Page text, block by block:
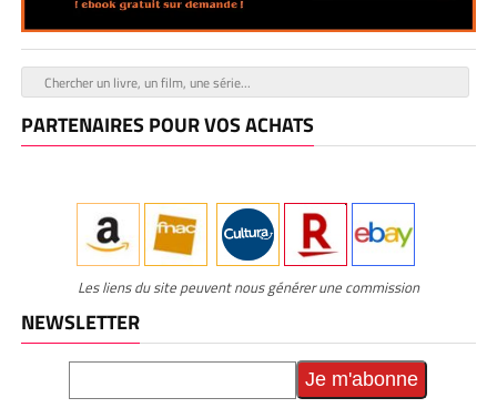
PARTENAIRES POUR VOS ACHATS
Les liens du site peuvent nous générer une commission
NEWSLETTER